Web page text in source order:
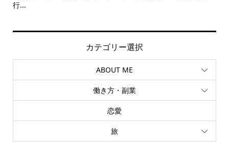
カテゴリー選択
ABOUT ME
働き方・副業
恋愛
旅